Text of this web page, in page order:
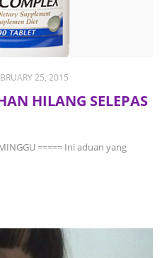
25, 2015
HILANG SELEPAS
===== Ini aduan yang